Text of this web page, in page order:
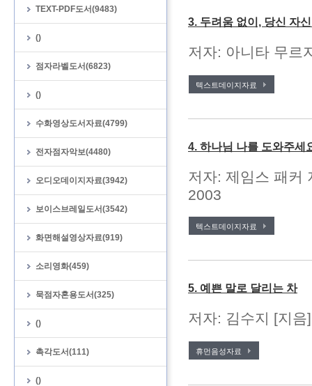
TEXT-PDF도서(9483)
()
점자라벨도서(6823)
()
수화영상도서자료(4799)
전자점자악보(4480)
오디오데이지자료(3942)
보이스브레일도서(3542)
화면해설영상자료(919)
소리영화(459)
묵점자혼용도서(325)
()
촉각도서(111)
()
3. 두려움 없이, 당신 자
저자: 아니타 무르
텍스트데이지자료
4. 하나님 나를 도와주세
저자: 제임스 패커
2003
텍스트데이지자료
5. 예쁜 말로 달리는 차
저자: 김수지 [지
휴먼음성자료